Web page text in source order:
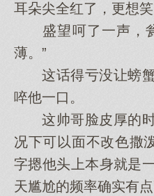
耳朵尖全红了，更想
盛望呵了一声，瓮
薄。”
这话得亏没让螃蟹
啐他一口。
这帅哥脸皮厚的时
况下可以面不改色撒
字摁他头上本身就是
天尴尬的频率确实有点